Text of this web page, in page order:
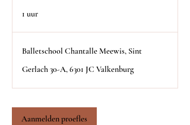
1 uur
u
u
Balletschool Chantalle Meewis, Sint
Gerlach 30-A, 6301 JC Valkenburg
Aanmelden proefles